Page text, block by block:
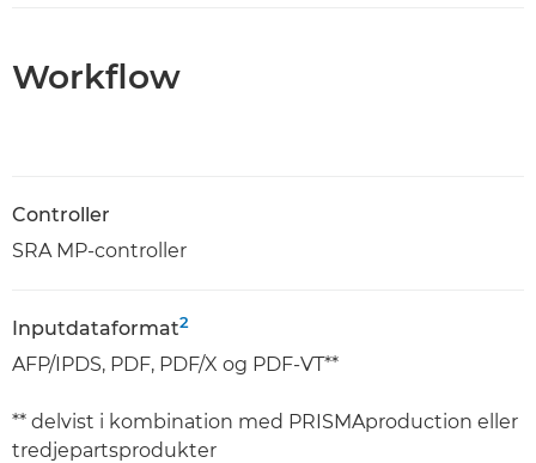
Workflow
Controller
SRA MP-controller
Inputdataformat2
AFP/IPDS, PDF, PDF/X og PDF-VT**
** delvist i kombination med PRISMAproduction eller
tredjepartsprodukter